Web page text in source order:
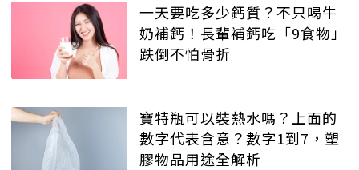
一天要吃多少鈣質？不只喝牛
奶補鈣！長輩補鈣吃「9食物」
跌倒不怕骨折
寶特瓶可以裝熱水嗎？上面的
數字代表含意？數字1到7，塑
膠物品用途全解析